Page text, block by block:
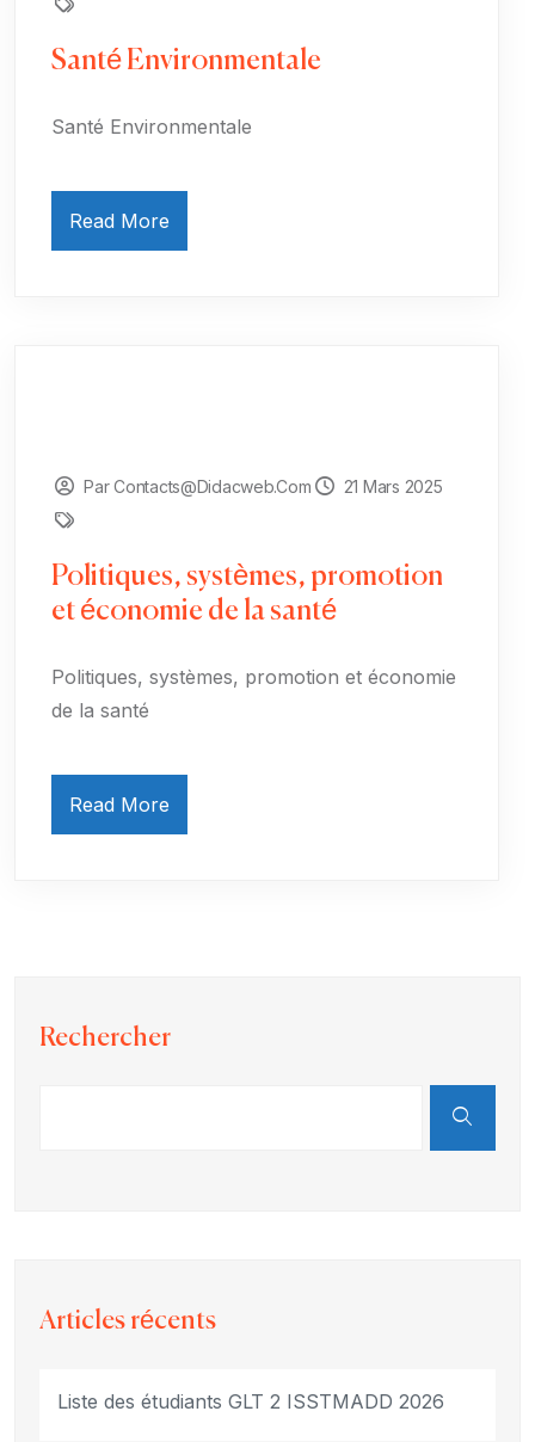
Santé Environmentale
Santé Environmentale
Read More
Par Contacts@didacweb.com 21 Mars 2025
Politiques, systèmes, promotion
et économie de la santé
Politiques, systèmes, promotion et économie
de la santé
Read More
Rechercher
Articles récents
Liste des étudiants GLT 2 ISSTMADD 2026